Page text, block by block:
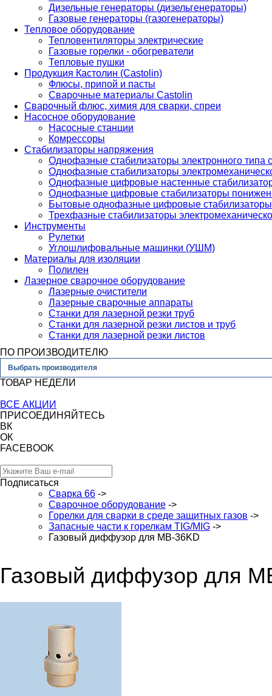
Дизельные генераторы (дизельгенераторы)
Газовые генераторы (газогенераторы)
Тепловое оборудование
Тепловентиляторы электрические
Газовые горелки - обогреватели
Тепловые пушки
Продукция Кастолин (Castolin)
Флюсы, припой и пасты
Сварочные материалы Castolin
Сварочный флюс, химия для сварки, спреи
Насосное оборудование
Насосные станции
Комрессоры
Стабилизаторы напряжения
Однофазные стабилизаторы электронного
Однофазные стабилизаторы
Однофазные цифровые настенные
Однофазные цифровые стабилизаторы
Бытовые однофазные цифровые стабилизаторы
Трехфазные стабилизаторы
Инструменты
Рулетки
Углошлифовальные машинки (УШМ)
Материалы для изоляции
Полилен
Лазерное сварочное оборудование
Лазерные очистители
Лазерные сварочные аппараты
Станки для лазерной резки труб
Станки для лазерной резки листов и труб
Станки для лазерной резки листов
ПО ПРОИЗВОДИТЕЛЮ
Выбрать производителя
ТОВАР НЕДЕЛИ
ВСЕ АКЦИИ
ПРИСОЕДИНЯЙТЕСЬ
ВК
ОК
FACEBOOK
Подписаться
Сварка 66 ->
Сварочное оборудование ->
Горелки для сварки в среде защитных газов ->
Запасные части к горелкам TIG/MIG ->
Газовый диффузор для MB-36KD
Газовый диффузор для